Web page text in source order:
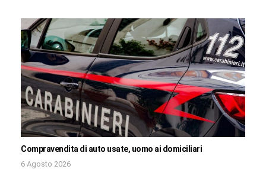
Compravendita di auto usate, uomo ai domiciliari
6 Agosto 2026